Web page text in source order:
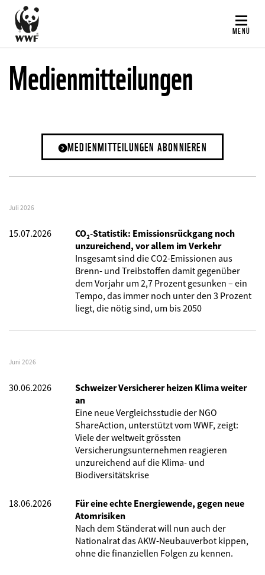
Direkt
zum
Inhalt
MENÜ
Medienmitteilungen
MEDIENMITTEILUNGEN ABONNIEREN
Juli 2026
15.07.2026
CO₂-Statistik: Emissionsrückgang noch
unzureichend, vor allem im Verkehr
Insgesamt sind die CO2-Emissionen aus
Brenn- und Treibstoffen damit gegenüber
dem Vorjahr um 2,7 Prozent gesunken – ein
Tempo, das immer noch unter den 3 Prozent
liegt, die nötig sind, um bis 2050
Juni 2026
30.06.2026
Schweizer Versicherer heizen Klima weiter
an
Eine neue Vergleichsstudie der NGO
ShareAction, unterstützt vom WWF, zeigt:
Viele der weltweit grössten
Versicherungsunternehmen reagieren
unzureichend auf die Klima- und
Biodiversitätskrise
18.06.2026
Für eine echte Energiewende, gegen neue
Atomrisiken
Nach dem Ständerat will nun auch der
Nationalrat das AKW-Neubauverbot kippen,
ohne die finanziellen Folgen zu kennen.